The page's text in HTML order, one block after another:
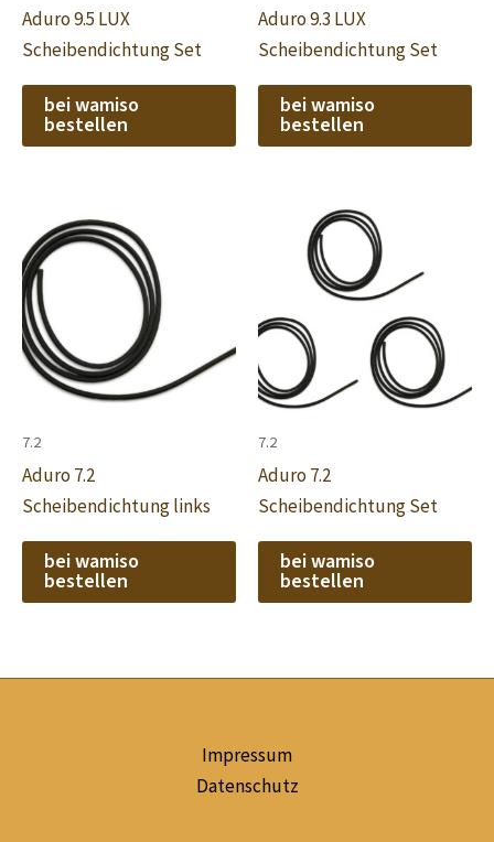
Aduro 9.5 LUX
Scheibendichtung Set
bei wamiso
bestellen
Aduro 9.3 LUX
Scheibendichtung Set
bei wamiso
bestellen
7.2
Aduro 7.2
Scheibendichtung links
bei wamiso
bestellen
7.2
Aduro 7.2
Scheibendichtung Set
bei wamiso
bestellen
Impressum
Datenschutz